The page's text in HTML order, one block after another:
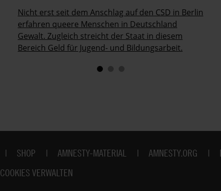
Nicht erst seit dem Anschlag auf den CSD in Berlin
erfahren queere Menschen in Deutschland
Gewalt. Zugleich streicht der Staat in diesem
Bereich Geld für Jugend- und Bildungsarbeit.
SHOP AMNESTY-MATERIAL AMNESTY.ORG
COOKIES VERWALTEN